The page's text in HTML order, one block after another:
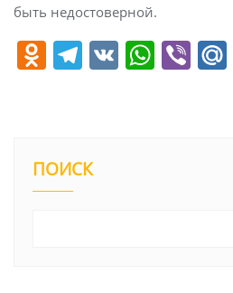
быть недостоверной.
O
kl
a
T
a
V W Vi
ПОИСК